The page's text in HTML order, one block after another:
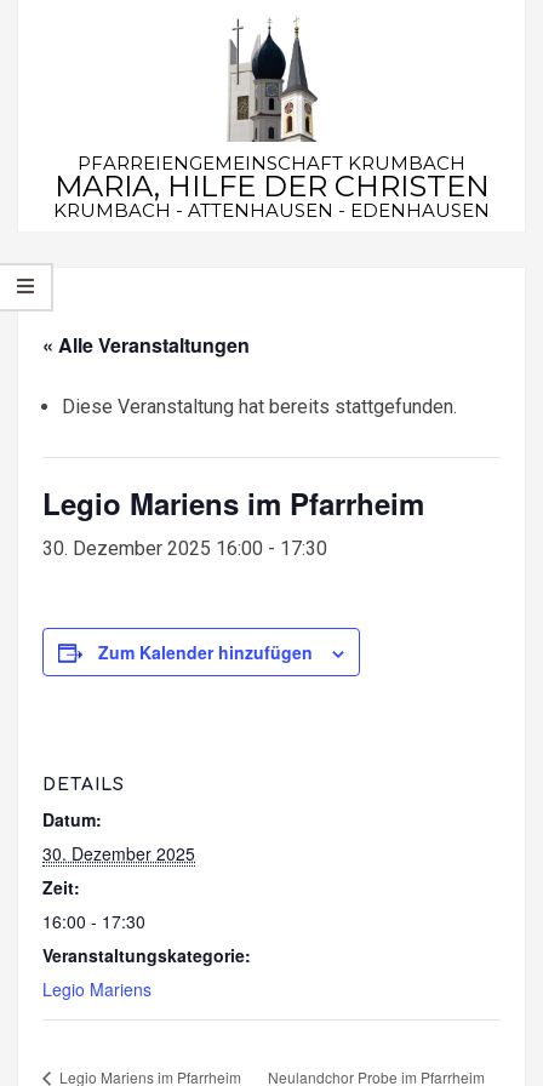
PFARREIENGEMEINSCHAFT KRUMBACH
MARIA, HILFE DER CHRISTEN
KRUMBACH - ATTENHAUSEN - EDENHAUSEN
Secondary
Navigation
« Alle Veranstaltungen
Diese Veranstaltung hat bereits stattgefunden.
Legio Mariens im Pfarrheim
30. Dezember 2025 16:00 - 17:30
Zum Kalender hinzufügen
DETAILS
Datum:
30. Dezember 2025
Zeit:
16:00 - 17:30
Veranstaltungskategorie:
Legio Mariens
Legio Mariens im Pfarrheim Neulandchor Probe im Pfarrheim